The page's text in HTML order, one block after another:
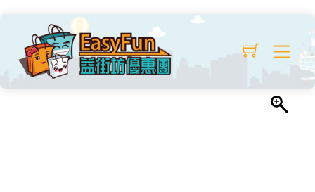
content
羊羔絨毛絨馬甲
30.00 Original
price
$14.99Current
price
/ 兩件